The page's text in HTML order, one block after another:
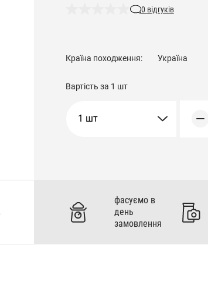
0 відгуків
Країна походження: Україна
Вартість за 1 шт
1 шт
фасуємо в
день
замовлення